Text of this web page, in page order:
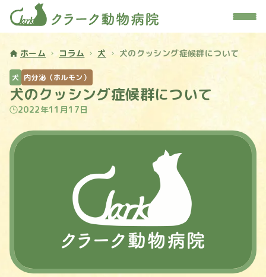
ホーム コラム 犬 犬のクッシング症候群について
犬 内分泌（ホルモン）
犬のクッシング症候群について
2022年11月17日